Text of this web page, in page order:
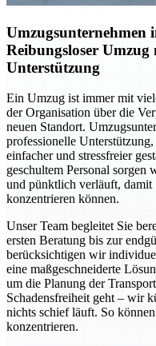
Umzugsunternehmen
Reibungsloser Umzug
Unterstützung
Ein Umzug ist immer mit
der Organisation über die
neuen Standort.
professionelle
einfacher und stressfreier
geschultem Personal sorgen
und pünktlich verläuft, damit
konzentrieren können.
Unser Team begleitet Sie
ersten Beratung bis zur
berücksichtigen wir
eine maßgeschneiderte
um die Planung der
Schadensfreiheit geht – wir
nichts schief läuft. So
konzentrieren.